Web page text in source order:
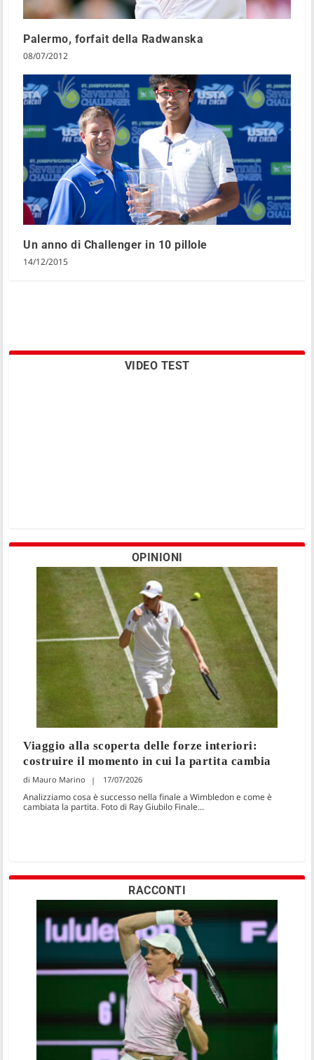
Palermo, forfait della Radwanska
08/07/2012
Un anno di Challenger in 10 pillole
14/12/2015
VIDEO TEST
OPINIONI
Viaggio alla scoperta delle forze interiori:
costruire il momento in cui la partita cambia
Mauro Marino 17/07/2026
Analizziamo cosa è successo nella finale a Wimbledon e come è
cambiata la partita. Foto di Ray Giubilo Finale...
RACCONTI